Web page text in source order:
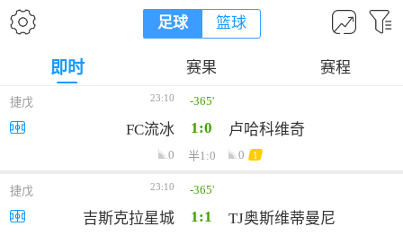
足球 篮球
即时 赛果 赛程
捷戊 23:10 -365'
FC流冰 1:0 卢哈科维奇
0 半1:0 0 1
捷戊 23:10 -365'
吉斯克拉星城 1:1 TJ奥斯维蒂曼尼